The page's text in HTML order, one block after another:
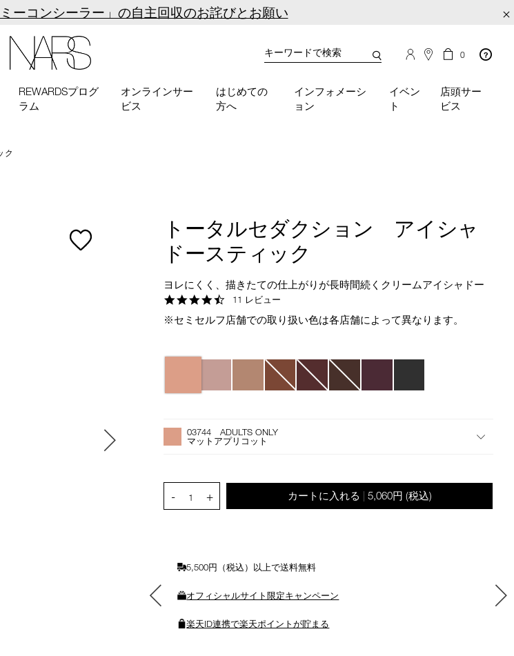
×
ーコンシーラー」の自主回収のお詫びとお願い
REWARDSプログ
ラム
オンラインサー
ビス
はじめての
方へ
インフォメーシ
ョン
イベン
ト
店頭サー
ビス
カ
タ
検
use
on
your
mobile
to
access
the
suggestions
as
you
this
form
entered.
カ
の
商
品
0
ク
トータルセダクション アイシャ
ドースティック
ヨレにくく、描きたての仕上がりが長時間続くクリームアイシャドー
4.5
rating
11 レビュー
※セミセルフ店舗での取り扱い色は各店舗によって異なります。
エ
ン
プ
を
カ
ー
Actions03744 ADULTS ONLY
マットアプリコット
- 1 + カートに入れる 5,060円 (税込)
5,500円（税込）以上で送料無料
オフィシャルサイト限定キャンペーン
楽天ID連携で楽天ポイントが貯まる